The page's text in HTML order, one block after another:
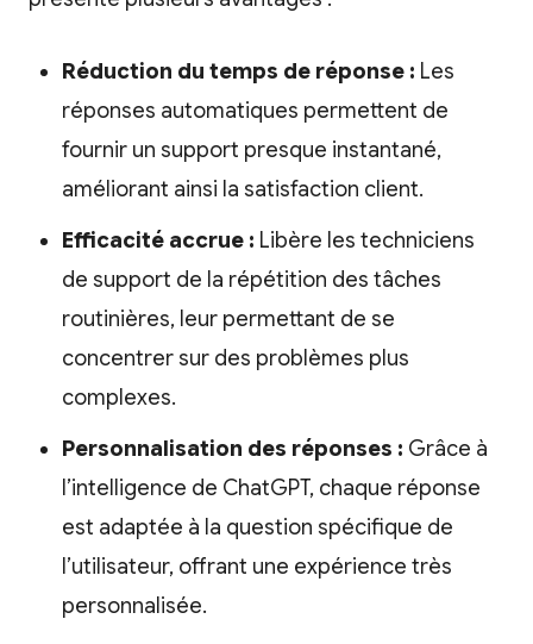
Réduction du temps de réponse : Les
réponses automatiques permettent de
fournir un support presque instantané,
améliorant ainsi la satisfaction client.
Efficacité accrue : Libère les techniciens
de support de la répétition des tâches
routinières, leur permettant de se
concentrer sur des problèmes plus
complexes.
Personnalisation des réponses : Grâce à
l’intelligence de ChatGPT, chaque réponse
est adaptée à la question spécifique de
l’utilisateur, offrant une expérience très
personnalisée.